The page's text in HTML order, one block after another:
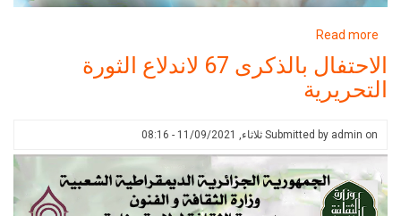
Read more
الاحتفال
بالذكرى
67
الثورة
التحريرية
الاحتفال بالذكرى 67 لاندلاع الثورة
التحريرية
Submitted by admin on ثلاثاء, 11/09/2021 - 08:16